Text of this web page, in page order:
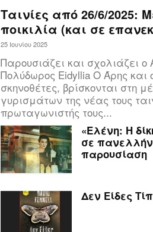
Ταινίες από 26/6/2025:
ποικιλία (και σε
25 Ιουνίου 2025
Παρουσιάζει και σχολιάζει ο
Πολύδωρος Eidyllia Ο Άρης και
σκηνοθέτες, βρίσκονται στη
γυρισμάτων της νέας τους
πρωταγωνιστής τους...
«Ελένη: Η
σε
παρουσίαση
Δεν Είδες